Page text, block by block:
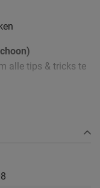
alle tips & tricks te